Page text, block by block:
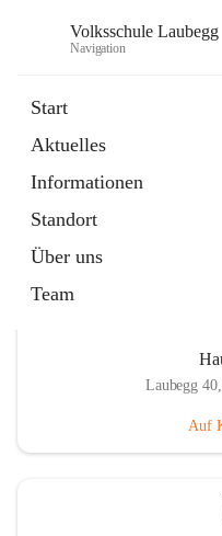
Volksschule Laubegg
Navigation
Start
Aktuelles
Informationen
Standort
Über uns
Team
Artikel
in
Tab
Laubegg
Auf